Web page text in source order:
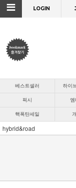
LOGIN
베스트셀러 하이
픽시 엠
핵폭탄세일
hybrid&road